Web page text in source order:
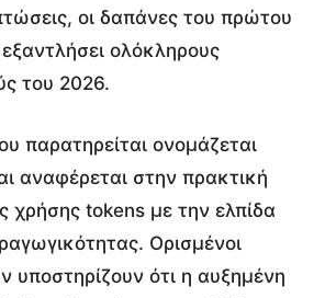
οι δαπάνες του πρώτου
ολόκληρους
του 2026.
παρατηρείται ονομάζεται
αναφέρεται στην πρακτική
χρήσης tokens με την ελπίδα
Ορισμένοι
υποστηρίζουν ότι η αυξημένη